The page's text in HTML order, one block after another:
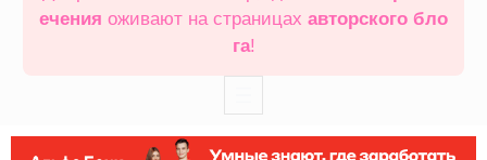
ечения оживают на страницах авторского бло
га!